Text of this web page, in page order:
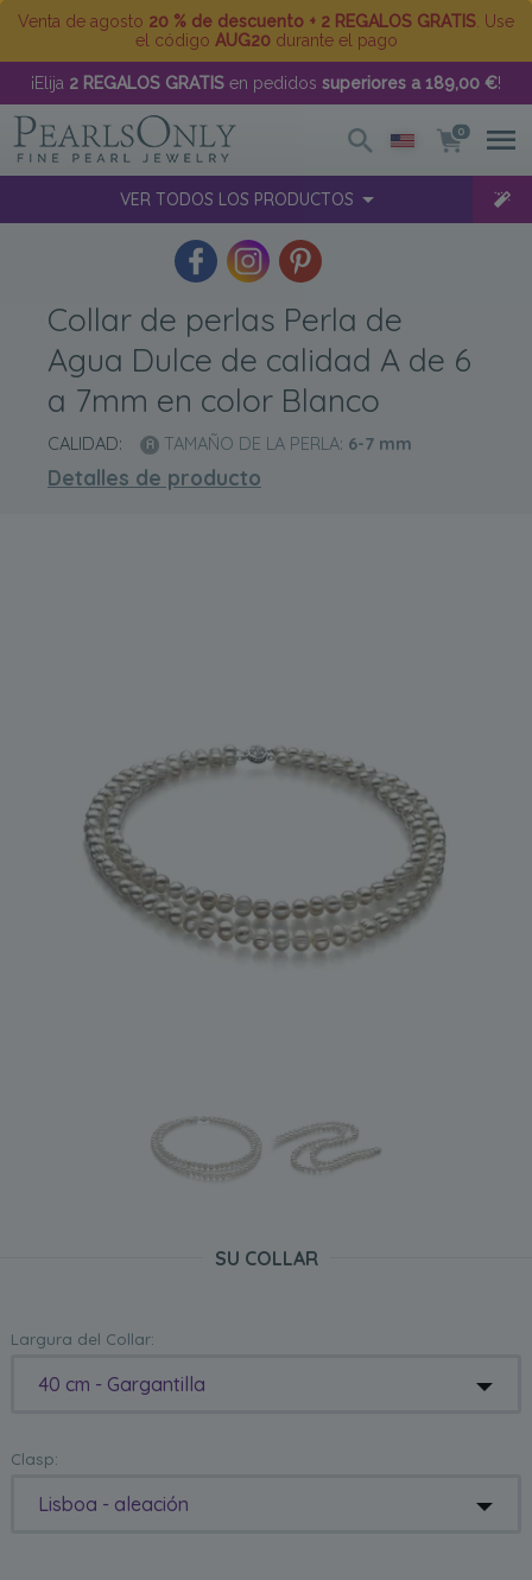
Venta de agosto 20 % de descuento + 2 REGALOS GRATIS . Use
el código AUG20durante el pago
¡Elija 2 REGALOS GRATIS en pedidos superiores a 189,00 €!
0
VER TODOS LOS PRODUCTOS
Collar de perlas Perla de
Agua Dulce de calidad A de 6
a 7mm en color Blanco
CALIDAD: TAMAÑO DE LA PERLA: 6-7 mm
Detalles de producto
SU COLLAR
Largura del Collar:
40 cm - Gargantilla
Clasp:
Lisboa - aleación